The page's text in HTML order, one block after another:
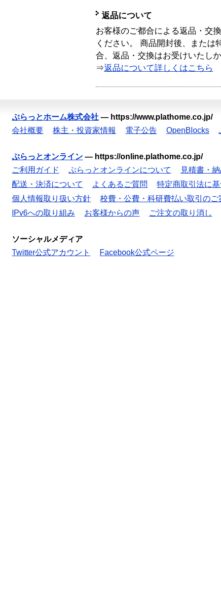
返品について
お客様のご都合による返品・交
ください。 商品開封後、または
合、返品・交換はお受けいたし
⇒返品について詳しくはこちら
ぷらっとホーム株式会社 — https://www.plathome.co.jp/
会社概要
株主・投資家情報 電子公告 OpenBlocks
ぷらっとオンライン — https://online.plathome.co.jp/
ご利用ガイド
ぷらっとオンラインについて
見積書・
配送・決済について
よくあるご質問
特定商取引法に
個人情報取り扱い方針
校費・公費・科研費払い取引のご
IPv6への取り組み
お客様からの声 ご注文の取り消し
ソーシャルメディア
Twitter公式アカウント
Facebook公式ページ